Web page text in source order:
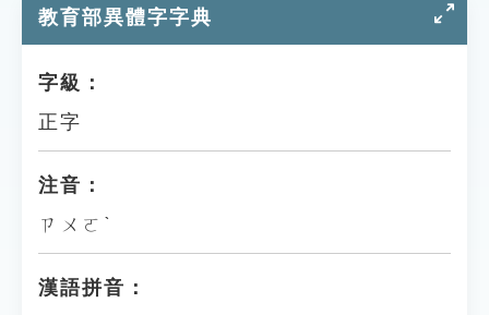
貓頭鷹博士
教育部異體字字典
字級：
正字
注音：
ㄗㄨㄛˋ
漢語拼音：